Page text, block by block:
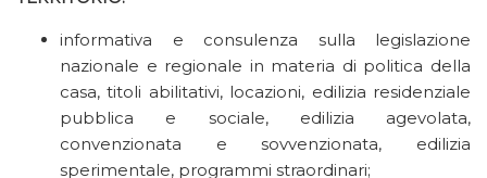
informativa e consulenza sulla legislazione
nazionale e regionale in materia di politica della
casa, titoli abilitativi, locazioni, edilizia residenziale
pubblica e sociale, edilizia agevolata,
convenzionata e sovvenzionata, edilizia
sperimentale, programmi straordinari;